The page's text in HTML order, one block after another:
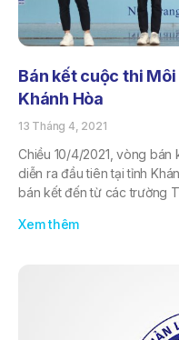
Bán kết cuộc thi
Khánh Hòa
13 Tháng 4, 2021
Chiều 10/4/2021, vòng bán
diễn ra đầu tiên tại tỉnh
bán kết đến từ các trường
Xem thêm